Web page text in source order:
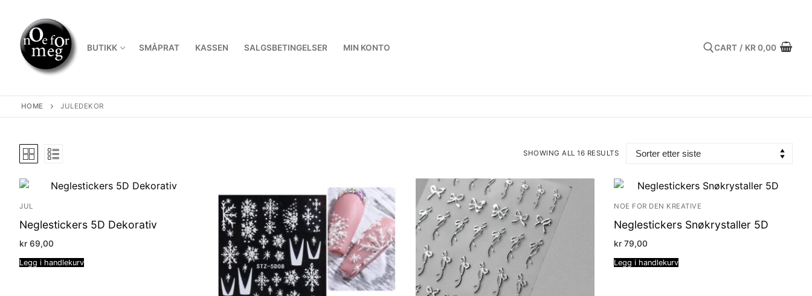
content
BUTIKK SMÅPRAT KASSEN SALGSBETINGELSER MIN KONTO CART / KR 0,00
HOME JULEDEKOR
SHOWING ALL 16 RESULTS
SORTED
JUL
Neglestickers 5D Dekorativ
kr 69,00
Legg i handlekurv
NOE FOR DEN KREATIVE
Neglestickers Snøkrystaller 5D
kr 79,00
Legg i handlekurv